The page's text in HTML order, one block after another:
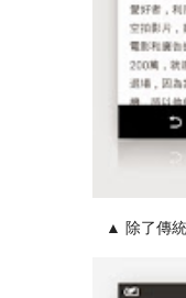
▲ 除了傳